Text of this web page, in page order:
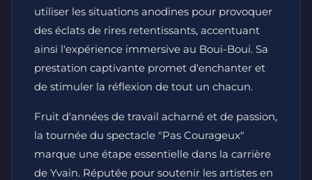
utiliser les situations anodines pour provoquer
des éclats de rires retentissants, accentuant
ainsi l'expérience immersive au Boui-Boui. Sa
prestation captivante promet d'enchanter et
de stimuler la réflexion de tout un chacun.
Fruit d'années de travail acharné et de passion,
la tournée du spectacle "Pas Courageux"
marque une étape essentielle dans la carrière
de Yvain. Réputée pour soutenir les artistes en